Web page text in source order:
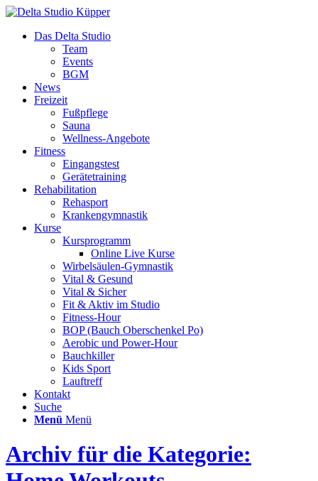
Das Delta Studio
Team
Events
BGM
News
Freizeit
Fußpflege
Sauna
Wellness-Angebote
Fitness
Eingangstest
Gerätetraining
Rehabilitation
Rehasport
Krankengymnastik
Kurse
Kursprogramm
Online Live Kurse
Wirbelsäulen-Gymnastik
Vital & Gesund
Vital & Sicher
Fit & Aktiv im Studio
Fitness-Hour
BOP (Bauch Oberschenkel Po)
Aerobic und Power-Hour
Bauchkiller
Kids Sport
Lauftreff
Kontakt
Suche
Menü Menü
Archiv für die Kategorie: